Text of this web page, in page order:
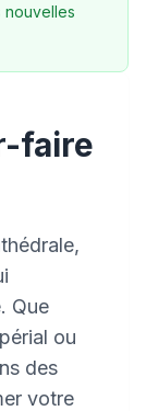
faire
Que
ou
des
votre
nouvelles